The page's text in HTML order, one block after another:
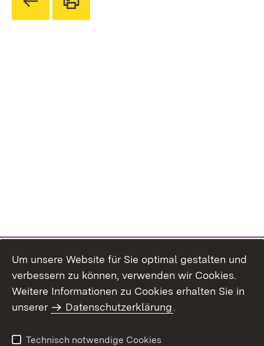
Themenübersicht
Um unsere Website für Sie optimal gestalten und
verbessern zu können, verwenden wir Cookies.
Weitere Informationen zu Cookies erhalten Sie in
unserer
Datenschutzerklärung.
Technisch notwendige Cookies